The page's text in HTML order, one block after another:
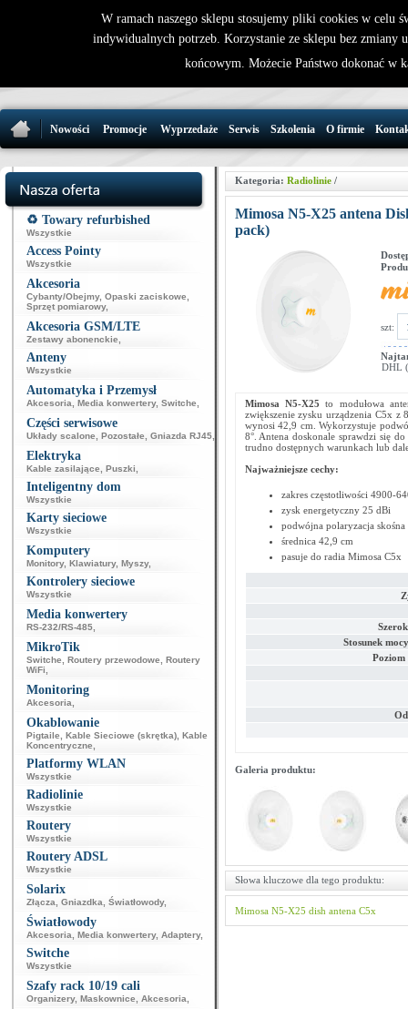
32 721 86
Nowości Promocje Wyprzedaże Serwis Szkolenia O firmie
♻️ Towary refurbished
Wszystkie
Access Pointy
Wszystkie
Akcesoria
Cybanty/Obejmy, Opaski zaciskowe
Sprzęt pomiarowy,
Akcesoria GSM/LTE
Zestawy abonenckie
Anteny
Wszystkie
Automatyka i Przemysł
Akcesoria Media konwertery, Switche
Części serwisowe
Układy scalone Pozostałe Gniazda RJ45
Elektryka
Kable zasilające Puszki
Inteligentny dom
Wszystkie
Karty sieciowe
Wszystkie
Komputery
Monitory, Klawiatury, Myszy,
Kontrolery sieciowe
Wszystkie
Media konwertery
RS-232/RS-485
MikroTik
Switche Routery przewodowe
Routery
WiFi
Monitoring
Akcesoria
Okablowanie
Pigtaile Kable Sieciowe (skrętka) Kable
Koncentryczne
Platformy WLAN
Wszystkie
Radiolinie
Wszystkie
Routery
Wszystkie
Routery ADSL
Wszystkie
Solarix
Złącza Gniazdka Światłowody,
Światłowody
Akcesoria Media konwertery, Adaptery,
Switche
Wszystkie
Szafy rack 10/19 cali
Organizery, Maskownice Akcesoria
Kategoria: Radiolinie/
Mimosa N5-X25 antena
pack)
szt:
DHL
Mimosa N5-X25 to modułowa
zwiększenie zysku urządzenia C5x z
wynosi 42,9 cm. Wykorzystuje
8°. Antena doskonale sprawdzi się
trudno dostępnych warunkach lub
Najważniejsze cechy:
zakres częstotliwości 4900-
zysk energetyczny 25 dBi
podwójna polaryzacja skośna
średnica 42,9 cm
pasuje do radia Mimosa C5x
Stosunek
Poziom
Galeria produktu:
Słowa kluczowe dla tego produktu:
Mimosa N5-X25 dish antena C5x
W ramach naszego sklepu stosujemy pliki cookies w celu
indywidualnych potrzeb. Korzystanie ze sklepu bez zmiany
końcowym. Możecie Państwo dokonać w